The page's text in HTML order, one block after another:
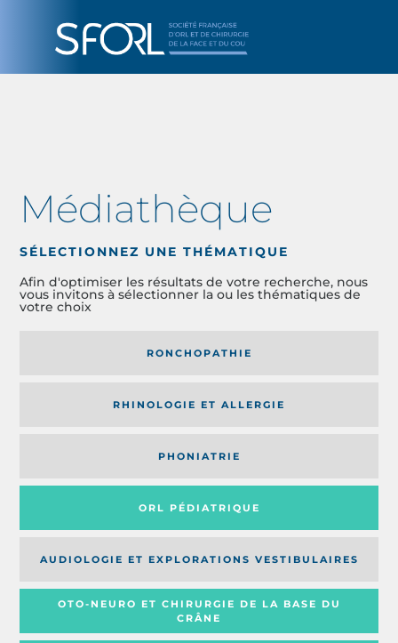
Médiathèque
SÉLECTIONNEZ UNE THÉMATIQUE
Afin d'optimiser les résultats de votre recherche, nous
vous invitons à sélectionner la ou les thématiques de
votre choix
RONCHOPATHIE
RHINOLOGIE ET ALLERGIE
PHONIATRIE
ORL PÉDIATRIQUE
AUDIOLOGIE ET EXPLORATIONS VESTIBULAIRES
OTO-NEURO ET CHIRURGIE DE LA BASE DU
CRÂNE